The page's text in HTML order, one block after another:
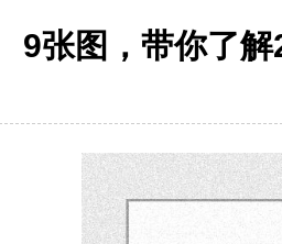
9张图，带你了